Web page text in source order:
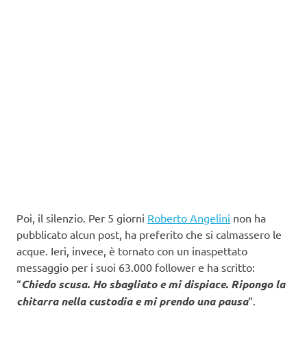
Poi, il silenzio. Per 5 giorni Roberto Angelini non ha
pubblicato alcun post, ha preferito che si calmassero le
acque. Ieri, invece, è tornato con un inaspettato
messaggio per i suoi 63.000 follower e ha scritto:
“Chiedo scusa. Ho sbagliato e mi dispiace. Ripongo la
chitarra nella custodia e mi prendo una pausa“.